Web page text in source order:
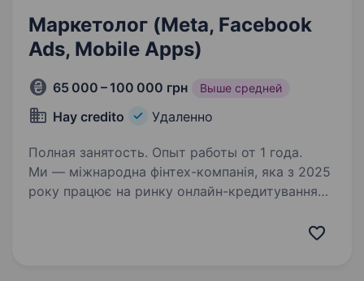
Маркетолог (Meta, Facebook
Ads, Mobile Apps)
65 000 – 100 000 грн Выше средней
Hay credito Удаленно
Полная занятость. Опыт работы от 1 года.
Ми — міжнародна фінтех-компанія, яка з 2025
року працює на ринку онлайн-кредитування